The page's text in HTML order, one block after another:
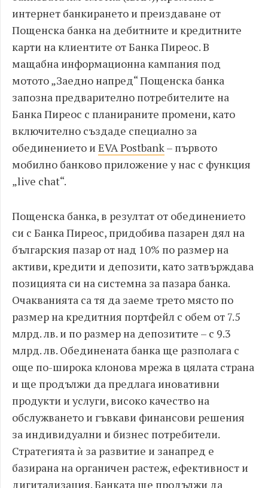
интернет банкирането и преиздаване от
Пощенска банка на дебитните и кредитните
карти на клиентите от Банка Пиреос. В
мащабна информационна кампания под
мотото „Заедно напред“ Пощенска банка
запозна предварително потребителите на
Банка Пиреос с планираните промени, като
включително създаде специално за
обединението и EVA Postbank– първото
мобилно банково приложение у нас с функция
„live chat“.
Пощенска банка, в резултат от обединението
си с Банка Пиреос, придобива пазарен дял на
българския пазар от над 10% по размер на
активи, кредити и депозити, като затвърждава
позицията си на системна за пазара банка.
Очакванията са тя да заеме трето място по
размер на кредитния портфейл с обем от 7.5
млрд. лв. и по размер на депозитите – с 9.3
млрд. лв. Обединената банка ще разполага с
още по-широка клонова мрежа в цялата страна
и ще продължи да предлага иновативни
продукти и услуги, високо качество на
обслужването и гъвкави финансови решения
за индивидуални и бизнес потребители.
Стратегията ѝ за развитие и занапред е
базирана на органичен растеж, ефективност и
дигитализация. Банката ще продължи да